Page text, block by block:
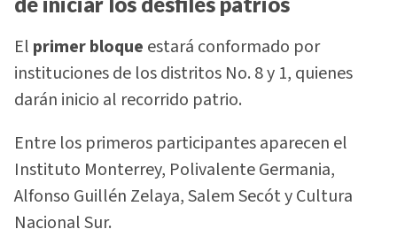
El primer bloque estará conformado por
instituciones de los distritos No. 8 y 1, quienes
darán inicio al recorrido patrio.
Entre los primeros participantes aparecen el
Instituto Monterrey, Polivalente Germania,
Alfonso Guillén Zelaya, Salem Secót y Cultura
Nacional Sur.